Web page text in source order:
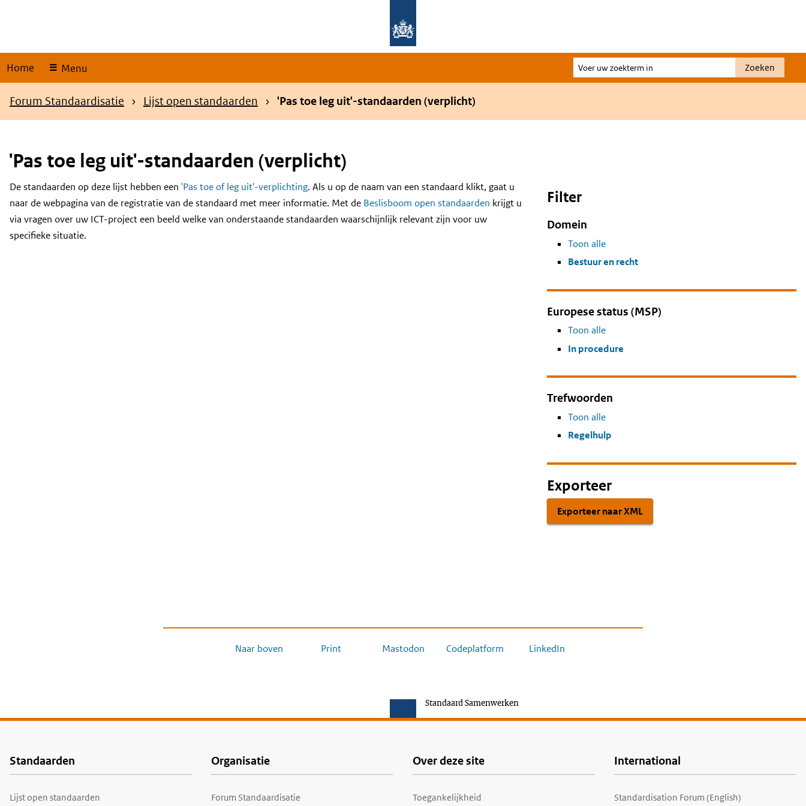
Home Menu
Voer
uw
Zoeken
Kruimelpad
Forum Standaardisatie Lijst open standaarden 'Pas toe leg uit'-standaarden (verplicht)
'Pas toe leg uit'-standaarden (verplicht)
Content
De standaarden op deze lijst hebben een 'Pas toe of leg uit'-verplichting. Als u op de naam van een standaard klikt, gaat u
naar de webpagina van de registratie van de standaard met meer informatie. Met de Beslisboom open standaarden krijgt u
via vragen over uw ICT-project een beeld welke van onderstaande standaarden waarschijnlijk relevant zijn voor uw
specifieke situatie.
Filter
Domein
Toon alle
Bestuur en recht
Europese status (MSP)
Toon alle
In procedure
Trefwoorden
Toon alle
Regelhulp
Exporteer
Exporteer naar XML
Naar boven Print Mastodon Codeplatform LinkedIn
Standaard Samenwerken
Voet
Standaarden
Lijst open standaarden
Organisatie
Forum Standaardisatie
Over deze site
Toegankelijkheid
International
Standardisation Forum (English)